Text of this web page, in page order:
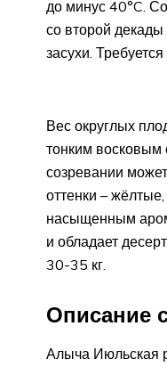
до минус 40°C.
со второй декады
засухи.
Вес округлых
тонким восковым
созревании
оттенки –
насыщенным
и обладает
30-35 кг.
Описание
Алыча Июльская